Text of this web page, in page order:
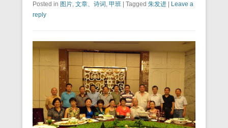
Posted in 图片, 文章、诗词, 甲班 | Tagged 朱发进 | Leave a
reply